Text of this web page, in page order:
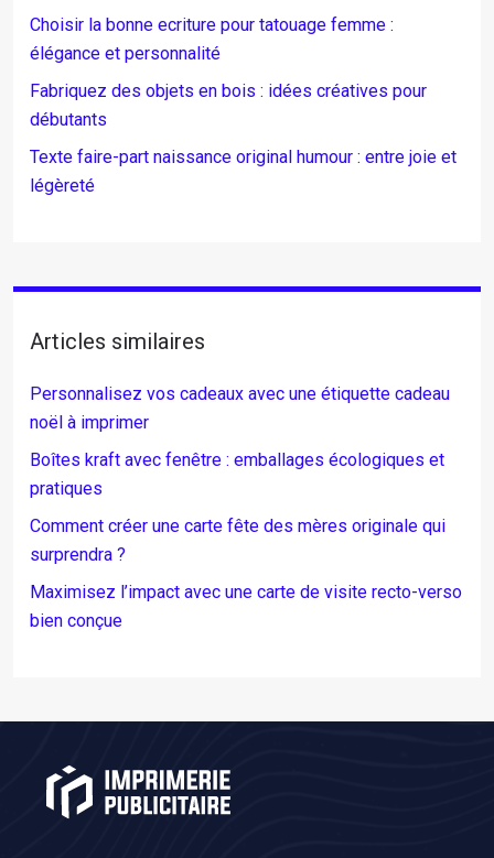
Choisir la bonne ecriture pour tatouage femme :
élégance et personnalité
Fabriquez des objets en bois : idées créatives pour
débutants
Texte faire-part naissance original humour : entre joie et
légèreté
Articles similaires
Personnalisez vos cadeaux avec une étiquette cadeau
noël à imprimer
Boîtes kraft avec fenêtre : emballages écologiques et
pratiques
Comment créer une carte fête des mères originale qui
surprendra ?
Maximisez l’impact avec une carte de visite recto-verso
bien conçue